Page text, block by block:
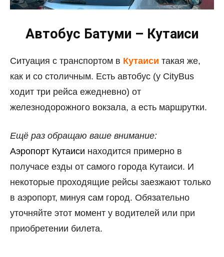
Автобус Батуми – Кутаиси
Ситуация с транспортом в Кутаиси такая же,
как и со столичным. Есть автобус (у CityBus
ходит три рейса ежедневно) от
железнодорожного вокзала, а есть маршрутки.
Ещё раз обращаю ваше внимание:
Аэропорт Кутаиси находится примерно в
получасе езды от самого города Кутаиси. И
некоторые проходящие рейсы заезжают только
в аэропорт, минуя сам город. Обязательно
уточняйте этот момент у водителей или при
приобретении билета.